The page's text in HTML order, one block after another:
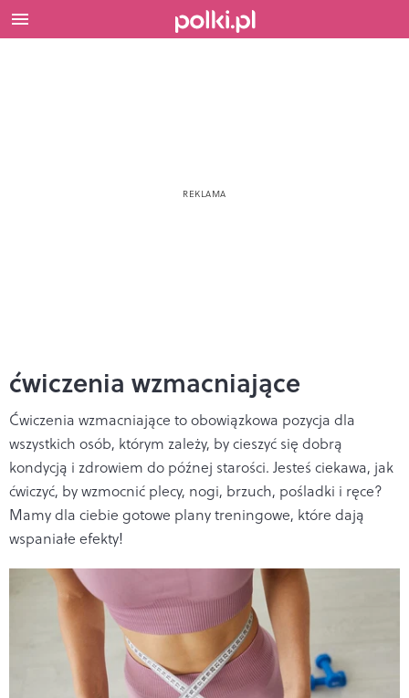
ćwiczenia wzmacniające
Ćwiczenia wzmacniające to obowiązkowa pozycja dla
wszystkich osób, którym zależy, by cieszyć się dobrą
kondycją i zdrowiem do późnej starości. Jesteś ciekawa, jak
ćwiczyć, by wzmocnić plecy, nogi, brzuch, pośladki i ręce?
Mamy dla ciebie gotowe plany treningowe, które dają
wspaniałe efekty!